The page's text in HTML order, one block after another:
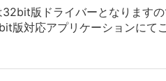
版ドライバーとなります
版対応アプリケーションにてご